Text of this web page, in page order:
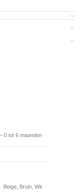
0 tot 6 maanden
Beige Bruin Wit